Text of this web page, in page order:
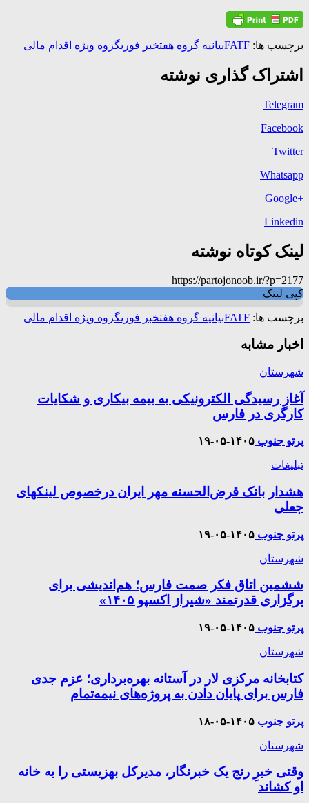
برچسب ها: FATFبیانیه گروه هفتخبر فوریگروه ویژه اقدام مالی
اشتراک گذاری نوشته
Telegram
Facebook
Twitter
Whatsapp
+Google
Linkedin
لینک کوتاه نوشته
https://partojonoob.ir/?p=2177
کپی لینک
برچسب ها: FATFبیانیه گروه هفتخبر فوریگروه ویژه اقدام مالی
اخبار مشابه
شهرستان
آغاز رسیدگی الکترونیکی به بیمه بیکاری و شکایات
کارگری در فارس
پرتو جنوب ۱۴۰۵-۰۵-۱۹
تبلیغات
هشدار بانک قرض‌الحسنه مهر ایران درخصوص لینکهای
جعلی
پرتو جنوب ۱۴۰۵-۰۵-۱۹
شهرستان
ششمین اتاق فکر صمت فارس؛ هم‌اندیشی برای
برگزاری قدرتمند «شیراز اکسپو ۱۴۰۵»
پرتو جنوب ۱۴۰۵-۰۵-۱۹
شهرستان
کتابخانه مرکزی لار در آستانه بهره‌برداری؛ عزم جدی
فارس برای پایان دادن به پروژه‌های نیمه‌تمام
پرتو جنوب ۱۴۰۵-۰۵-۱۸
شهرستان
وقتی خبرِ رنج یک خبرنگار، مدیرکل بهزیستی را به خانه
او کشاند